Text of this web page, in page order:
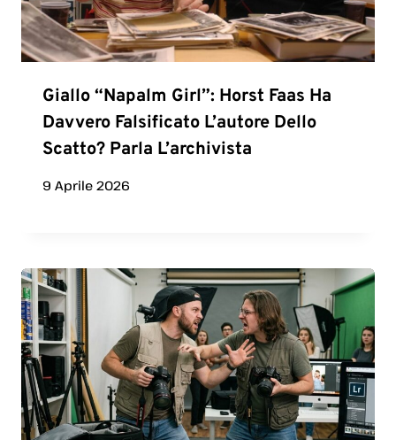
Giallo “Napalm Girl”: Horst Faas Ha
Davvero Falsificato L’autore Dello
Scatto? Parla L’archivista
9 Aprile 2026